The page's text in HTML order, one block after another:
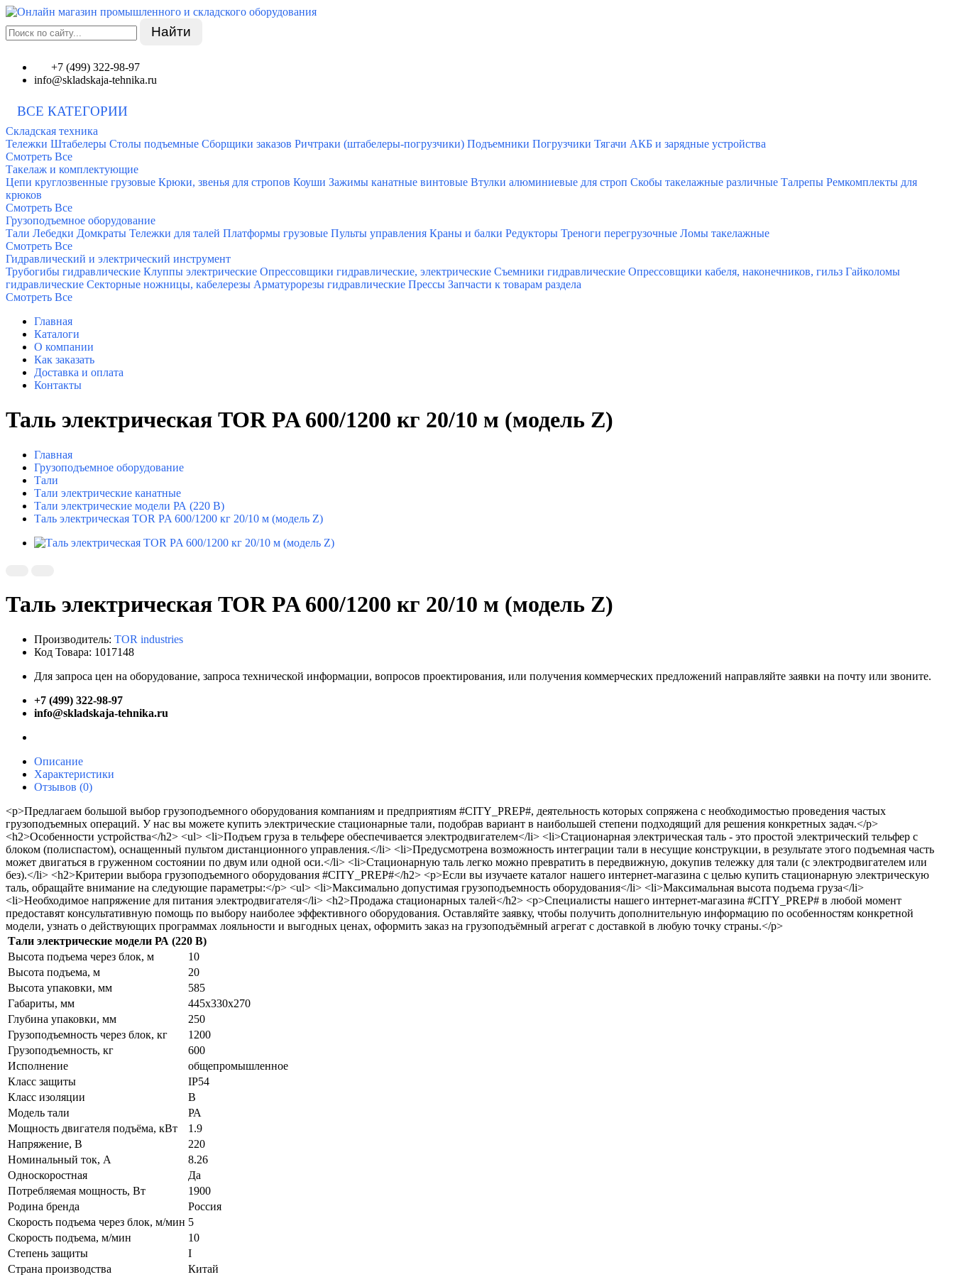
Найти
+7 (499) 322-98-97
info@skladskaja-tehnika.ru
ВСЕ КАТЕГОРИИ
Складская техника
Тележки Штабелеры Столы подъемные Сборщики заказов Ричтраки (штабелеры-погрузчики) Подъемники Погрузчики Тягачи АКБ и зарядные устройства
Смотреть Все
Такелаж и комплектующие
Цепи круглозвенные грузовые Крюки, звенья для стропов Коуши Зажимы канатные винтовые Втулки алюминиевые для строп Скобы такелажные различные Талрепы Ремкомплекты для
крюков
Смотреть Все
Грузоподъемное оборудование
Тали Лебедки Домкраты Тележки для талей Платформы грузовые Пульты управления Краны и балки Редукторы Треноги перегрузочные Ломы такелажные
Смотреть Все
Гидравлический и электрический инструмент
Трубогибы гидравлические Клуппы электрические Опрессовщики гидравлические, электрические Съемники гидравлические Опрессовщики кабеля, наконечников, гильз Гайколомы
гидравлические Секторные ножницы, кабелерезы Арматурорезы гидравлические Прессы Запчасти к товарам раздела
Смотреть Все
Главная
Каталоги
О компании
Как заказать
Доставка и оплата
Контакты
Таль электрическая TOR PA 600/1200 кг 20/10 м (модель Z)
Главная
Грузоподъемное оборудование
Тали
Тали электрические канатные
Тали электрические модели РА (220 В)
Таль электрическая TOR PA 600/1200 кг 20/10 м (модель Z)
Таль электрическая TOR PA 600/1200 кг 20/10 м (модель Z)
Производитель: TOR industries
Код Товара: 1017148
Для запроса цен на оборудование, запроса технической информации, вопросов проектирования, или получения коммерческих предложений направляйте заявки на почту или звоните.
+7 (499) 322-98-97
info@skladskaja-tehnika.ru
Описание
Характеристики
Отзывов (0)
<p>Предлагаем большой выбор грузоподъемного оборудования компаниям и предприятиям #CITY_PREP#, деятельность которых сопряжена с необходимостью проведения частых
грузоподъемных операций. У нас вы можете купить электрические стационарные тали, подобрав вариант в наибольшей степени подходящий для решения конкретных задач.</p>
<h2>Особенности устройства</h2> <ul> <li>Подъем груза в тельфере обеспечивается электродвигателем</li> <li>Стационарная электрическая таль - это простой электрический тельфер с
блоком (полиспастом), оснащенный пультом дистанционного управления.</li> <li>Предусмотрена возможность интеграции тали в несущие конструкции, в результате этого подъемная часть
может двигаться в груженном состоянии по двум или одной оси.</li> <li>Стационарную таль легко можно превратить в передвижную, докупив тележку для тали (с электродвигателем или
без).</li> <h2>Критерии выбора грузоподъемного оборудования #CITY_PREP#</h2> <p>Если вы изучаете каталог нашего интернет-магазина с целью купить стационарную электрическую
таль, обращайте внимание на следующие параметры:</p> <ul> <li>Максимально допустимая грузоподъемность оборудования</li> <li>Максимальная высота подъема груза</li>
<li>Необходимое напряжение для питания электродвигателя</li> <h2>Продажа стационарных талей</h2> <p>Специалисты нашего интернет-магазина #CITY_PREP# в любой момент
предоставят консультативную помощь по выбору наиболее эффективного оборудования. Оставляйте заявку, чтобы получить дополнительную информацию по особенностям конкретной
модели, узнать о действующих программах лояльности и выгодных ценах, оформить заказ на грузоподъёмный агрегат с доставкой в любую точку страны.</p>
Тали электрические модели РА (220 В)
Высота подъема через блок, м
10
Высота подъема, м
20
Высота упаковки, мм
585
Габариты, мм
445х330х270
Глубина упаковки, мм
250
Грузоподъемность через блок, кг
1200
Грузоподъемность, кг
600
Исполнение
общепромышленное
Класс защиты
IP54
Класс изоляции
В
Модель тали
РА
Мощность двигателя подъёма, кВт
1.9
Напряжение, В
220
Номинальный ток, А
8.26
Односкоростная
Да
Потребляемая мощность, Вт
1900
Родина бренда
Россия
Скорость подъема через блок, м/мин 5
Скорость подъема, м/мин
10
Степень защиты
I
Страна производства
Китай